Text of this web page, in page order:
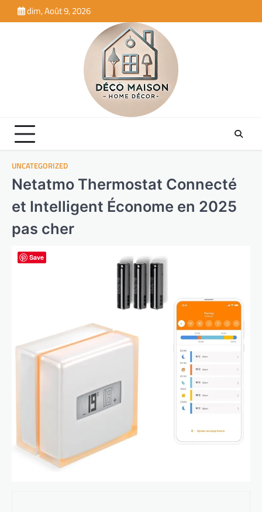
to
dim, Août 9, 2026
UNCATEGORIZED
Netatmo Thermostat Connecté
et Intelligent Économe en 2025
pas cher
Save